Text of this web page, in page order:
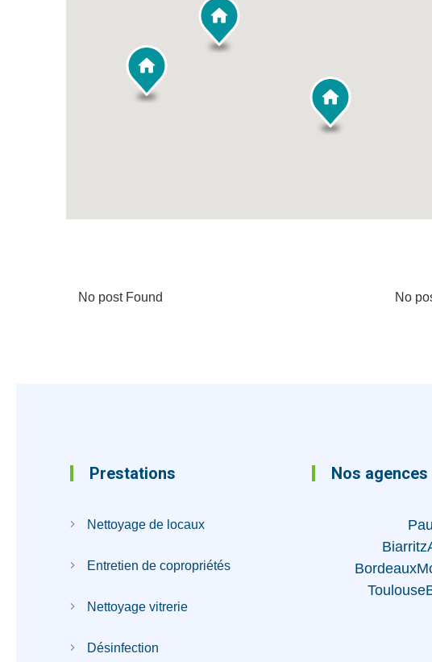
No post Found No
Prestations
Nettoyage de locaux
Entretien de copropriétés
Nettoyage vitrerie
Désinfection
Nos agences
Pau
Biarritz
Bordeaux
Toulouse